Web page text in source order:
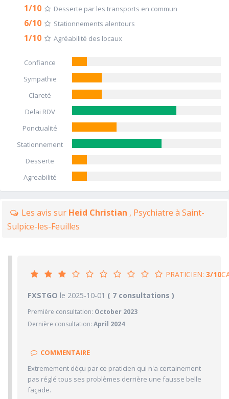
1/10 Desserte par les transports en commun
6/10 Stationnements alentours
1/10 Agréabilité des locaux
Confiance
Sympathie
Clareté
Delai RDV
Ponctualité
Stationnement
Desserte
Agreabilité
Les avis sur Heid Christian , Psychiatre à Saint-
Sulpice-les-Feuilles
PRATICIEN: 3/10
PRATICIEN3/10
1/10 Confiance accordée
2/10 Sympathie
Ponctualité/Temps en salle d'attente/Retard
FXSTGO le 2025-10-01 ( 7 consultations )
Première consultation: October 2023
Dernière consultation: April 2024
COMMENTAIRE
Extremement déçu par ce praticien qui n'a certainement
pas réglé tous ses problèmes derrière une fausse belle
façade.